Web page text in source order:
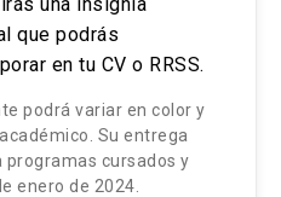
de los resultados de
y cuantitativa
una insignia
que podrás
en tu CV o RRSS.
podrá variar en color y
Su entrega
cursados y
enero de 2024.